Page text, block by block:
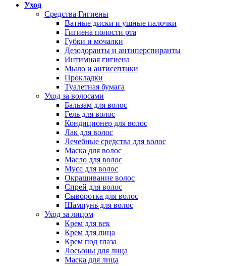
Уход
Средства Гигиены
Ватные диски и ушные палочки
Гигиена полости рта
Губки и мочалки
Дезодоранты и антиперспиранты
Интимная гигиена
Мыло и антисептики
Прокладки
Туалетная бумага
Уход за волосами
Бальзам для волос
Гель для волос
Кондиционер для волос
Лак для волос
Лечебные средства для волос
Маска для волос
Масло для волос
Мусс для волос
Окрашивание волос
Спрей для волос
Сыворотка для волос
Шампунь для волос
Уход за лицом
Крем для век
Крем для лица
Крем под глаза
Лосьоны для лица
Маска для лица